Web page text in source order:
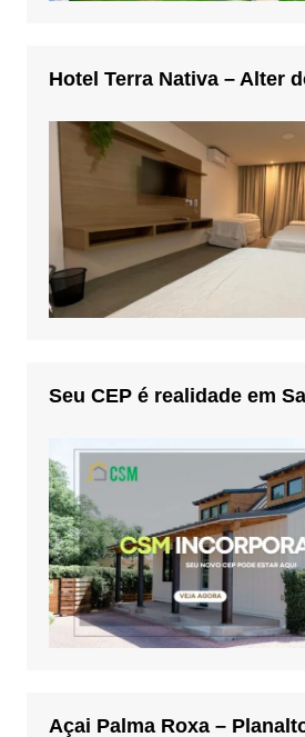
Hotel Terra Nativa – Alter
Seu CEP é realidade em
Açai Palma Roxa –